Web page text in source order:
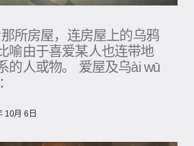
所房屋，连房屋上的乌鸦
喻由于喜爱某人也连带地
的人或物。 爱屋及乌ài wū
10月 6日